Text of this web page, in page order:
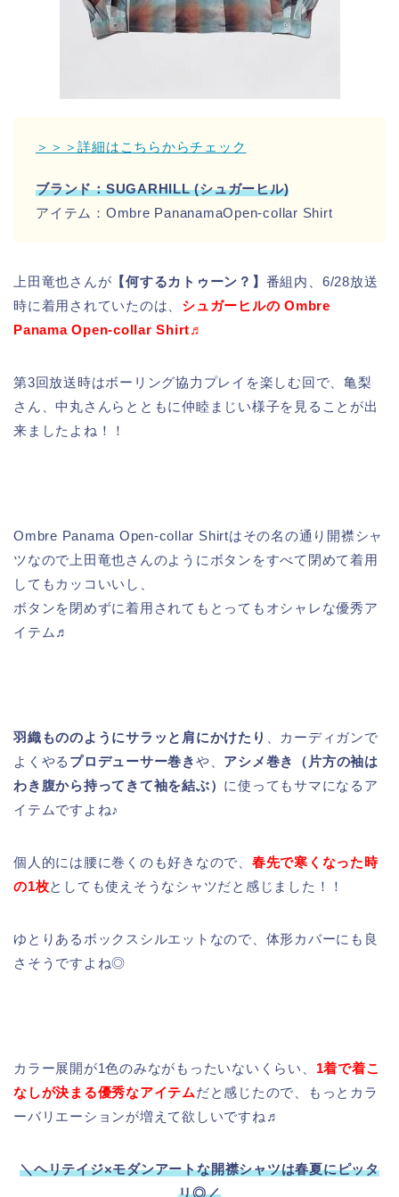
＞＞＞詳細はこちらからチェック
ブランド：SUGARHILL (シュガーヒル)
アイテム：Ombre PananamaOpen-collar Shirt
上田竜也さんが 【何するカトゥーン？】 番組内、6/28放送
時に着用されていたのは、 シュガーヒルの Ombre
Panama Open-collar Shirt♬
第3回放送時はボーリング協力プレイを楽しむ回で、亀梨
さん、中丸さんらとともに仲睦まじい様子を見ることが出
来ましたよね！！
Ombre Panama Open-collar Shirtはその名の通り開襟シャ
ツなので上田竜也さんのようにボタンをすべて閉めて着用
してもカッコいいし、
ボタンを閉めずに着用されてもとってもオシャレな優秀ア
イテム♬
羽織もののようにサラッと肩にかけたり
、カーディガンで
よくやる プロデューサー巻きや、 アシメ巻き（片方の袖は
わき腹から持ってきて袖を結ぶ） に使ってもサマになるア
イテムですよね♪
個人的には腰に巻くのも好きなので、 春先で寒くなった時
の1枚としても使えそうなシャツだと感じました！！
ゆとりあるボックスシルエットなので、体形カバーにも良
さそうですよね◎
カラー展開が1色のみながもったいないくらい、 1着で着こ
なしが決まる優秀なアイテムだと感じたので、もっとカラ
ーバリエーションが増えて欲しいですね♬
＼ヘリテイジ×モダンアートな開襟シャツは春夏にピッタ
リ◎／